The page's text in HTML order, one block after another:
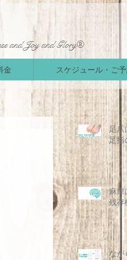
and Joy and Glory®
金 スケジュール・ご
足爪
足指
麻痺
残存
なが